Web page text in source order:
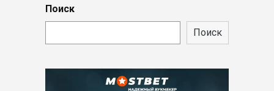
Поиск
Поиск